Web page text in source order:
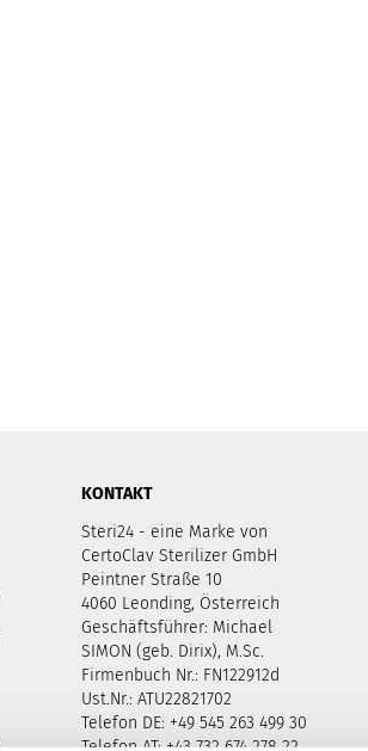
KONTAKT
Steri24 - eine Marke von
CertoClav Sterilizer GmbH
Peintner Straße 10
4060 Leonding, Österreich
Geschäftsführer: Michael
SIMON (geb. Dirix), M.Sc.
Firmenbuch Nr.: FN122912d
Ust.Nr.: ATU22821702
Telefon DE: +49 545 263 499 30
Telefon AT: +43 732 674 278 22